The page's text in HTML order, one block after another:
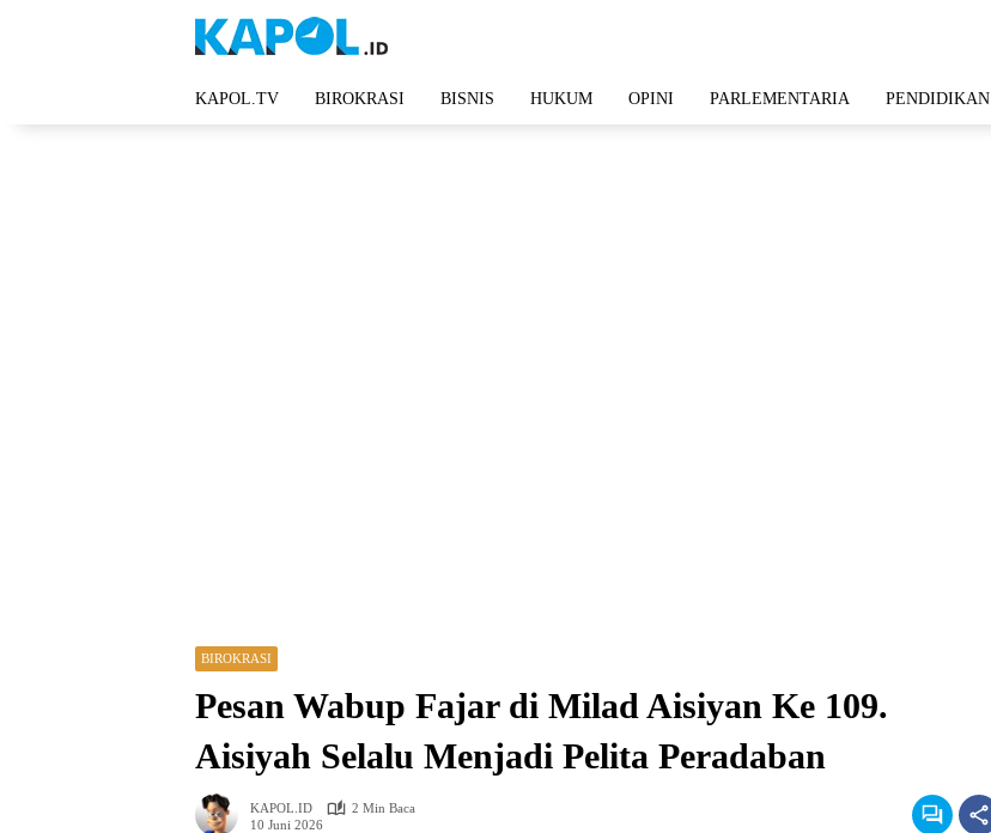
KAPOL.TV BIROKRASI BISNIS HUKUM OPINI PARLEMENTARIA PENDIDIKAN
BIROKRASI
Pesan Wabup Fajar di Milad Aisiyan Ke 109.
Aisiyah Selalu Menjadi Pelita Peradaban
KAPOL.ID
2 Min Baca
10 Juni 2026